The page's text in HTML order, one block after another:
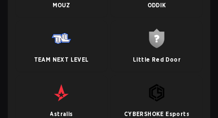
MOUZ ODDIK
TEAM NEXT LEVEL Little Red Door
Astralis CYBERSHOKE Esports